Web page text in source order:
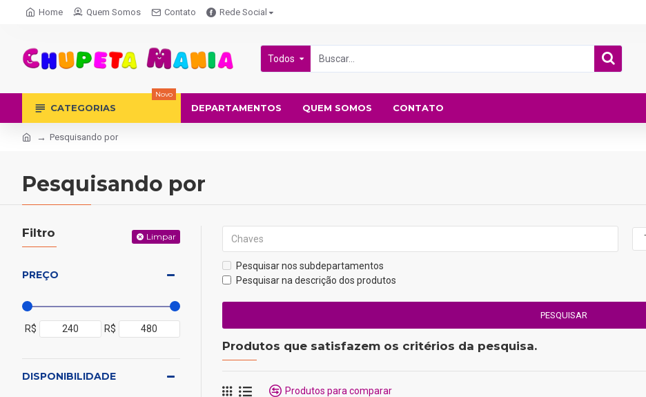
Home Quem Somos Contato Rede Social
Todos
CATEGORIAS
Novo
DEPARTAMENTOS QUEM SOMOS CONTATO
Pesquisando por
Pesquisando por
Filtro Limpar
PREÇO
R$ R$
DISPONIBILIDADE
Pesquisar nos subdepartamentos
Pesquisar na descrição dos produtos
PESQUISAR
Produtos que satisfazem os critérios da pesquisa.
Produtos para comparar